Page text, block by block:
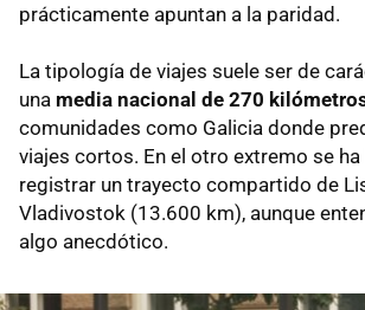
prácticamente apuntan a la paridad.
La tipología de viajes suele ser de
una media nacional de 270
comunidades como Galicia donde
viajes cortos. En el otro extremo se ha
registrar un trayecto compartido de
Vladivostok (13.600 km), aunque
algo anecdótico.